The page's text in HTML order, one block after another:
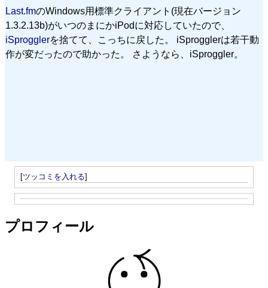
Last.fmのWindows用標準クライアント(現在バージョン
1.3.2.13b)がいつのまにかiPodに対応していたので、
iSprogglerを捨てて、こっちに戻した。 iSprogglerは若干動
作が変だったので助かった。 さようなら、iSproggler。
[ツッコミを入れる]
プロフィール